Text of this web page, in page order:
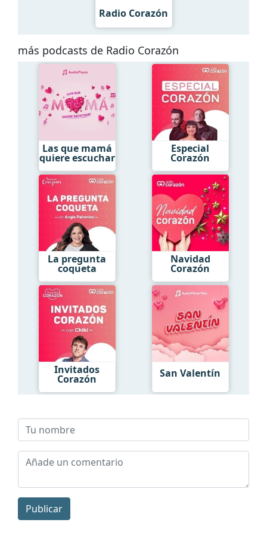
Radio Corazón
más podcasts de Radio Corazón
Las que mamá
quiere escuchar
Especial
Corazón
La pregunta
coqueta
Navidad
Corazón
Invitados
Corazón San Valentín
Publicar